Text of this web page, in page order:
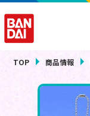
TOP 商品情報